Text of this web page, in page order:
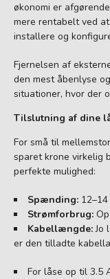
økonomi er
mere rentabelt ved
installere og
Fjernelsen af
den mest åbenlyse
situationer, hvor der
Tilslutning af dine
For små til
sparet krone virkelig
perfekte mulighed:
Spænding:
Strømforbrug:
Kabellængde:Jo
er den tilladte
For låse op til 3.5